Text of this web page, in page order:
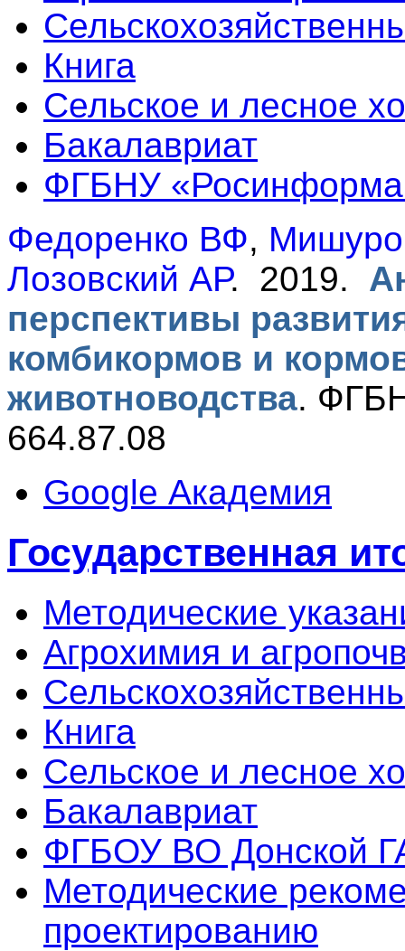
Книга
Сельское и лесное
Бакалавриат
ФГБНУ
Федоренко ВФ,
Лозовский АР. 2019.
перспективы
комбикормов и
животноводства.
664.87.08
Google Академия
Государственная
Методические
Агрохимия и
Книга
Сельское и лесное
Бакалавриат
ФГБОУ ВО Донской
Методические
проектированию